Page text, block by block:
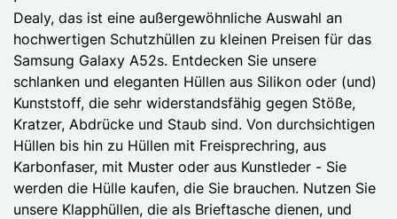
Dealy, das ist eine außergewöhnliche Auswahl an
hochwertigen Schutzhüllen zu kleinen Preisen für das
Samsung Galaxy A52s. Entdecken Sie unsere
schlanken und eleganten Hüllen aus Silikon oder (und)
Kunststoff, die sehr widerstandsfähig gegen Stöße,
Kratzer, Abdrücke und Staub sind. Von durchsichtigen
Hüllen bis hin zu Hüllen mit Freisprechring, aus
Karbonfaser, mit Muster oder aus Kunstleder - Sie
werden die Hülle kaufen, die Sie brauchen. Nutzen Sie
unsere Klapphüllen, die als Brieftasche dienen, und